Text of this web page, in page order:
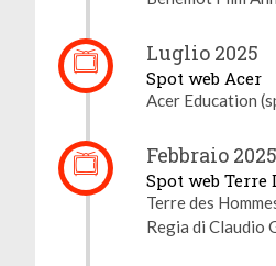
Luglio 2025
Spot web Acer
Acer Education
Febbraio 2025
Spot web Terre
Terre des
Regia di Claudio